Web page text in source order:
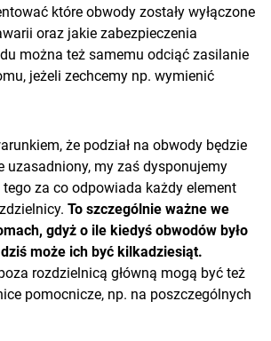
które obwody zostały wyłączone
oraz jakie zabezpieczenia
można też samemu odciąć zasilanie
jeżeli zechcemy np. wymienić
że podział na obwody będzie
uzasadniony, my zaś dysponujemy
za co odpowiada każdy element
To szczególnie ważne we
gdyż o ile kiedyś obwodów było
może ich być kilkadziesiąt.
rozdzielnicą główną mogą być też
pomocnicze, np. na poszczególnych